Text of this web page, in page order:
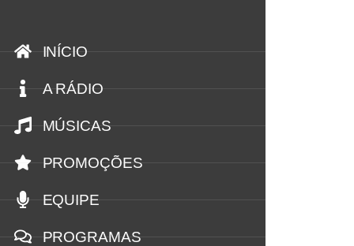
INÍCIO
A RÁDIO
MÚSICAS
PROMOÇÕES
EQUIPE
PROGRAMAS